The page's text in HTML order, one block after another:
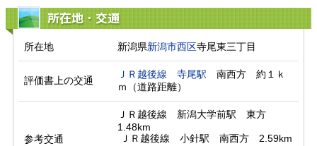
所在地・交通
所在地 新潟県新潟市西区寺尾東三丁目
評価書上の交通
ＪＲ越後線 寺尾駅 南西方　約１ｋ
ｍ（道路距離）
参考交通
ＪＲ越後線　新潟大学前駅　東方
1.48km